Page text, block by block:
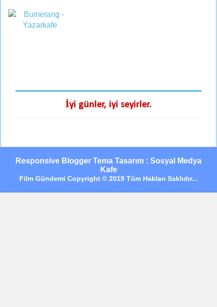
İyi günler, iyi seyirler.
Responsive Blogger Tema Tasarım : Sosyal Medya
Kafe
Film Gündemi Copyright © 2019 Tüm Hakları Saklıdır...